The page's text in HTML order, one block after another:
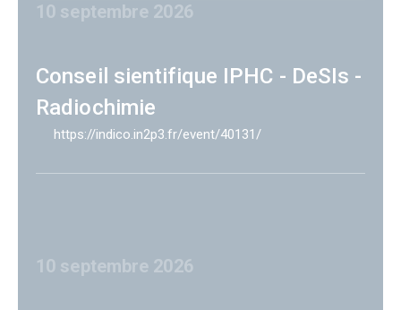
10 septembre 2026
Conseil sientifique IPHC - DeSIs -
Radiochimie
https://indico.in2p3.fr/event/40131/
10 septembre 2026